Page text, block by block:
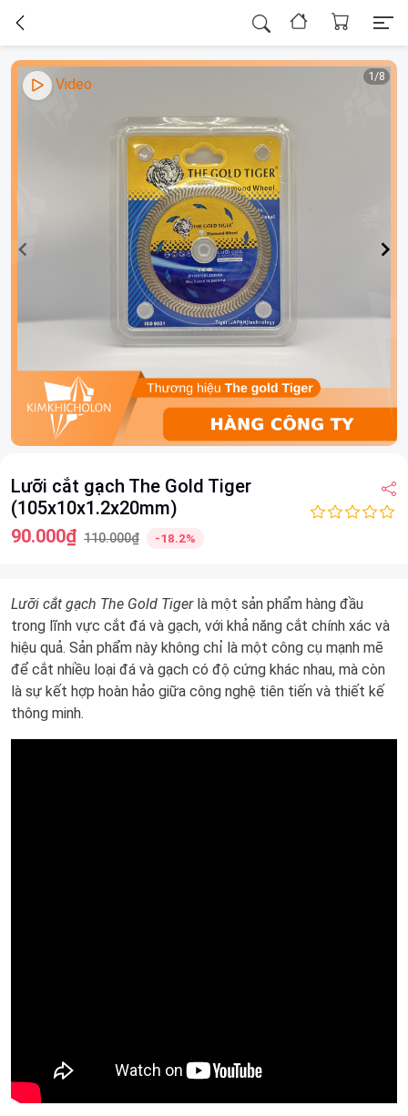
of
1/8
Video
Lưỡi cắt gạch The Gold Tiger
(105x10x1.2x20mm)
90.000₫ 110.000₫ -18.2%
Lưỡi cắt gạch The Gold Tigerlà một sản phẩm hàng đầu
trong lĩnh vực cắt đá và gạch, với khả năng cắt chính xác và
hiệu quả. Sản phẩm này không chỉ là một công cụ mạnh mẽ
để cắt nhiều loại đá và gạch có độ cứng khác nhau, mà còn
là sự kết hợp hoàn hảo giữa công nghệ tiên tiến và thiết kế
thông minh.